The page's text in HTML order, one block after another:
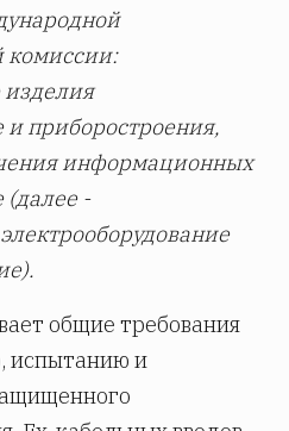
комиссии:
и приборостроения,
информационных
(далее -
общие требования
испытанию и